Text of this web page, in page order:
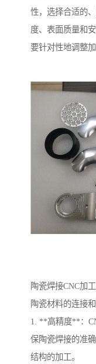
性，选择合适的
度、表面质量和
要针对性地调整
陶瓷焊接CNC加
陶瓷材料的连接
1. **高精度**：
保陶瓷焊接的准
结构的加工。